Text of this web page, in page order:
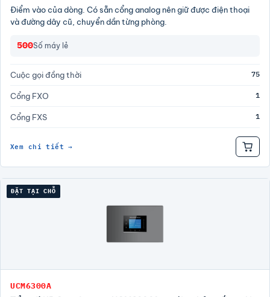
Điểm vào của dòng. Có sẵn cổng analog nên giữ được điện thoại
và đường dây cũ, chuyển dần từng phòng.
500Số máy lẻ
Cuộc gọi đồng thời 75
Cổng FXO 1
Cổng FXS 1
Xem chi tiết →
ĐẶT TẠI CHỖ
UCM6300A